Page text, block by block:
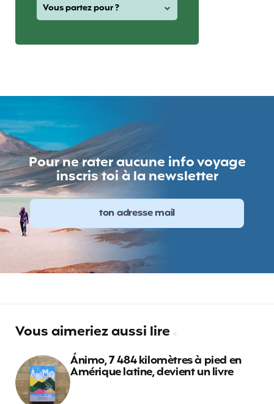
Pour ne rater aucune info voyage
inscris toi à la newsletter
Vous aimeriez aussi lire
Ánimo, 7 484 kilomètres à pied en
Amérique latine, devient un livre